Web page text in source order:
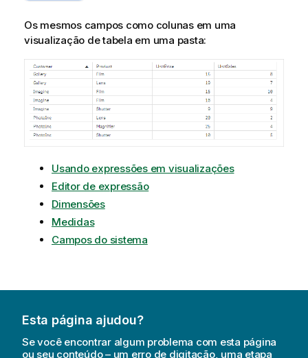
Os mesmos campos como colunas em uma
visualização de tabela em uma pasta:
Usando expressões em visualizações
Editor de expressão
Dimensões
Medidas
Campos do sistema
Esta página ajudou?
Se você encontrar algum problema com esta página
ou seu conteúdo – um erro de digitação, uma etapa